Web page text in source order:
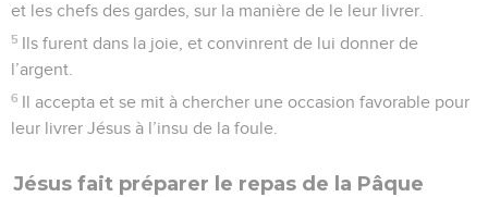
et les chefs des gardes, sur la manière de le leur livrer.
5 Ils furent dans la joie, et convinrent de lui donner de
l’argent.
6 Il accepta et se mit à chercher une occasion favorable pour
leur livrer Jésus à l’insu de la foule.
Jésus fait préparer le repas de la Pâque